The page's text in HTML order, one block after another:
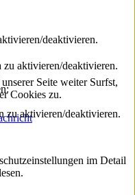
deaktivieren.
aktivieren/deaktivieren.
zu aktivieren/deaktivieren.
im Detail
Seite weiter Surfst,
Cookies zu.